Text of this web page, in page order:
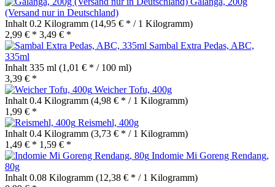
(Versand nur in Deutschland)
Inhalt 0.2 Kilogramm (14,95 € * / 1 Kilogramm)
2,99 € * 3,49 € *
Sambal Extra Pedas, ABC,
335ml
Inhalt 335 ml (1,01 € * / 100 ml)
3,39 € *
Weicher Tofu, 400g
Inhalt 0.4 Kilogramm (4,98 € * / 1 Kilogramm)
1,99 € *
Reismehl, 400g
Inhalt 0.4 Kilogramm (3,73 € * / 1 Kilogramm)
1,49 € * 1,59 € *
Indomie Mi Goreng Rendang,
80g
Inhalt 0.08 Kilogramm (12,38 € * / 1 Kilogramm)